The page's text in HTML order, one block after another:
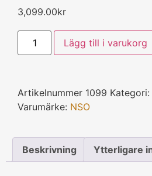
3,099.00kr
Lägg till i varukorg
Artikelnummer 1099 Kategori:
Varumärke: NSO
Beskrivning Ytterligare